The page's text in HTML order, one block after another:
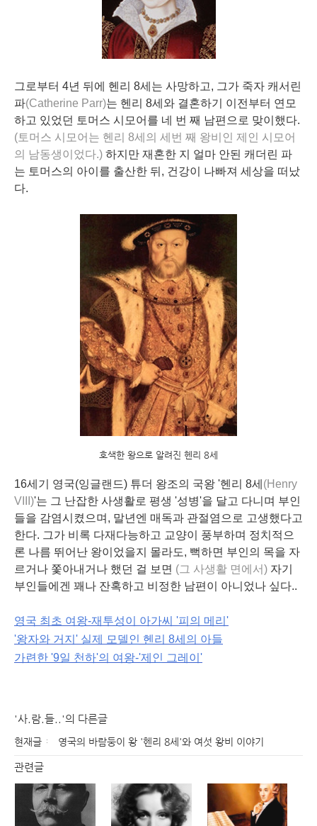
그로부터 4년 뒤에 헨리 8세는 사망하고, 그가 죽자 캐서린
파(Catherine Parr)는 헨리 8세와 결혼하기 이전부터 연모
하고 있었던 토머스 시모어를 네 번 째 남편으로 맞이했다.
(토머스 시모어는 헨리 8세의 세번 째 왕비인 제인 시모어
의 남동생이었다.) 하지만 재혼한 지 얼마 안된 캐더린 파
는 토머스의 아이를 출산한 뒤, 건강이 나빠져 세상을 떠났
다.
호색한 왕으로 알려진 헨리 8세
16세기 영국(잉글랜드) 튜더 왕조의 국왕 '헨리 8세 (Henry
VIII)'는 그 난잡한 사생활로 평생 '성병'을 달고 다니며 부인
들을 감염시켰으며, 말년엔 매독과 관절염으로 고생했다고
한다. 그가 비록 다재다능하고 교양이 풍부하며 정치적으
론 나름 뛰어난 왕이었을지 몰라도, 뻑하면 부인의 목을 자
르거나 쫓아내거나 했던 걸 보면 (그 사생활 면에서) 자기
부인들에겐 꽤나 잔혹하고 비정한 남편이 아니었나 싶다..
영국 최초 여왕-재투성이 아가씨 '피의 메리'
'왕자와 거지' 실제 모델인 헨리 8세의 아들
가련한 '9일 천하'의 여왕-'제인 그레이'
'사.람.들..'의 다른글
현재글 영국의 바람둥이 왕 '헨리 8세'와 여섯 왕비 이야기
관련글